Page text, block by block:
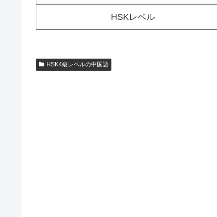
HSKレベル
HSK4級レベルの中国語